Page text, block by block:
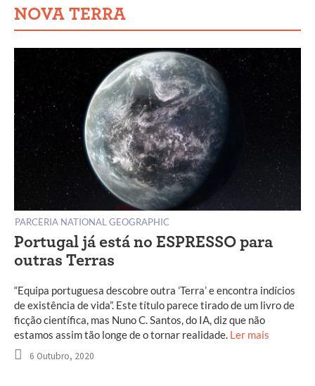
NOVA TERRA
PARCERIA NATIONAL GEOGRAPHIC
Portugal já está no ESPRESSO para
outras Terras
“Equipa portuguesa descobre outra ʻTerraʼ e encontra indícios
de existência de vida”. Este título parece tirado de um livro de
ficção científica, mas Nuno C. Santos, do IA, diz que não
estamos assim tão longe de o tornar realidade. Ler mais
6 Outubro, 2020